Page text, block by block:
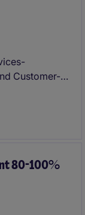
Customer-
80-100%